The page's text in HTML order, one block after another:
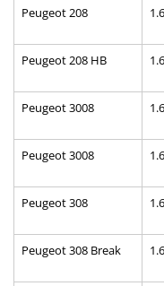
Peugeot 208
Peugeot 208 HB
Peugeot 3008
Peugeot 3008
Peugeot 308
Peugeot 308 Break